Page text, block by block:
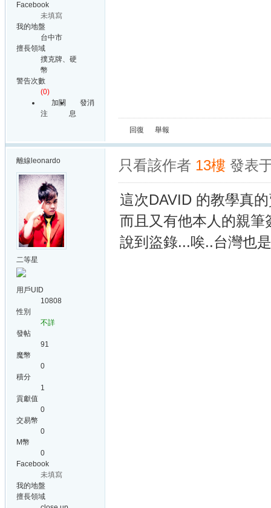
Facebook
未填寫
我的地盤
台中市
擅長領域
撲克牌、硬
幣
警告次數
(0)
加關
注
發消
息
回復 舉報
離線 leonardo
二等星
用戶UID
10808
性別
不詳
發帖
91
魔幣
0
積分
1
貢獻值
0
交易幣
0
M幣
0
Facebook
未填寫
我的地盤
擅長領域
只看該作者 13樓 發表
這次DAVID 的教學真
而且又有他本人的親筆
說到盜錄...唉..台灣也